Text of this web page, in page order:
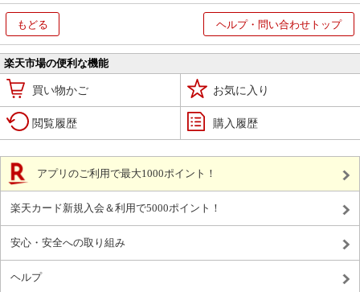
もどる ヘルプ・問い合わせトップ
楽天市場の便利な機能
買い物かご お気に入り
閲覧履歴 購入履歴
アプリのご利用で最大1000ポイント！
楽天カード新規入会＆利用で5000ポイント！
安心・安全への取り組み
ヘルプ